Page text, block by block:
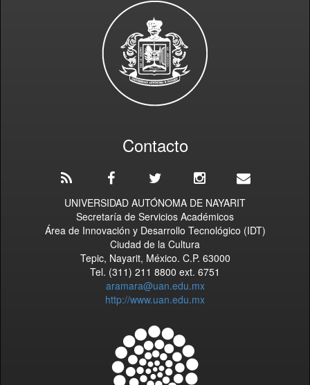
Contacto
UNIVERSIDAD AUTÓNOMA DE NAYARIT
Secretaría de Servicios Académicos
Área de Innovación y Desarrollo Tecnológico (IDT)
Ciudad de la Cultura
Tepic, Nayarit, México. C.P. 63000
Tel. (311) 211 8800 ext. 6751
aramara@uan.edu.mx
http://www.uan.edu.mx